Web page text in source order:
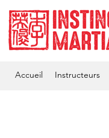
Accueil Instructeurs